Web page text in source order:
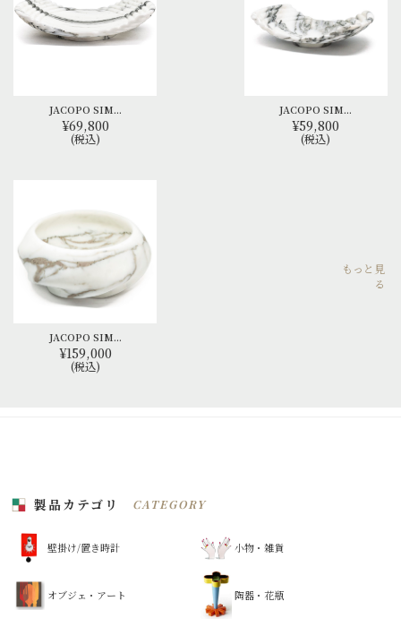
JACOPO SIM...
¥69,800
(税込)
JACOPO SIM...
¥59,800
(税込)
JACOPO SIM...
¥159,000
(税込)
もっと見
る
製品カテゴリ CATEGORY
壁掛け/置き時計 小物・雑貨
オブジェ・アート 陶器・花瓶